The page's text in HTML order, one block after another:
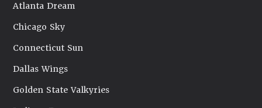
Atlanta Dream
Chicago Sky
Connecticut Sun
Dallas Wings
Golden State Valkyries